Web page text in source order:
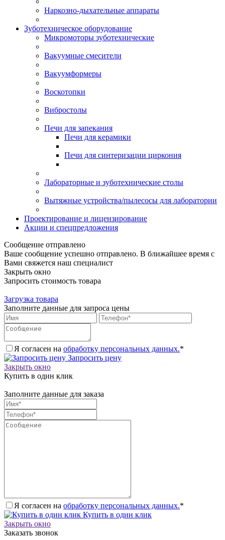
Наркозно-дыхательные аппараты
Зуботехническое оборудование
Микромоторы зуботехнические
Вакуумные смесители
Вакуумформеры
Воскотопки
Вибростолы
Печи для запекания
Печи для керамики
Печи для синтеризации циркония
Лабораторные и зуботехнические столы
Вытяжные устройства/пылесосы для лаборатории
Проектирование и лицензирование
Акции и спецпредложения
Сообщение отправлено
Ваше сообщение успешно отправлено. В ближайшее время с
Вами свяжется наш специалист
Закрыть окно
Запросить стоимость товара
Загрузка товара
Заполните данные для запроса цены
Я согласен на обработку персональных данных.*
Запросить цену
Закрыть окно
Купить в один клик
Заполните данные для заказа
Я согласен на обработку персональных данных.*
Купить в один клик
Закрыть окно
Заказать звонок